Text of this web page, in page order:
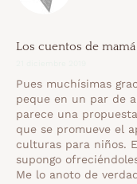
Los cuentos de mamá
Pues muchísimas
peque en un par de
parece una
que se promueve el
culturas para niños.
supongo
Me lo anoto de